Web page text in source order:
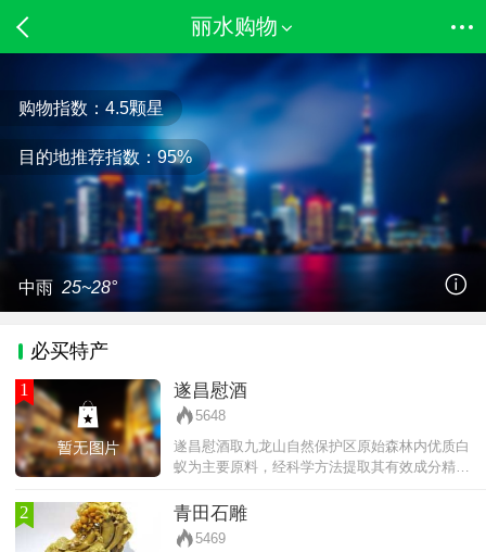
丽水购物
购物指数： 4.5颗星
目的地推荐指数：95%
中雨 25~28°
必买特产
1 遂昌慰酒
5648
遂昌慰酒取九龙山自然保护区原始森林内优质白
蚁为主要原料，经科学方法提取其有效成分精制
质、氨基酸、维生素和多种微量元素
2 青田石雕
5469